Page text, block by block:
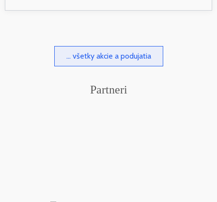
... všetky akcie a podujatia
Partneri